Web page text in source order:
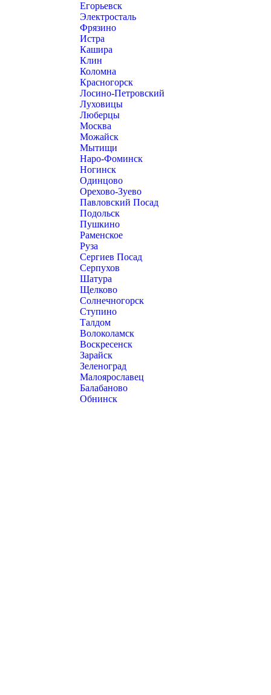
Егорьевск
Электросталь
Фрязино
Истра
Кашира
Клин
Коломна
Красногорск
Лосино-Петровский
Луховицы
Люберцы
Москва
Можайск
Мытищи
Наро-Фоминск
Ногинск
Одинцово
Орехово-Зуево
Павловский Посад
Подольск
Пушкино
Раменское
Руза
Сергиев Посад
Серпухов
Шатура
Щелково
Солнечногорск
Ступино
Талдом
Волоколамск
Воскресенск
Зарайск
Зеленоград
Малоярославец
Балабаново
Обнинск